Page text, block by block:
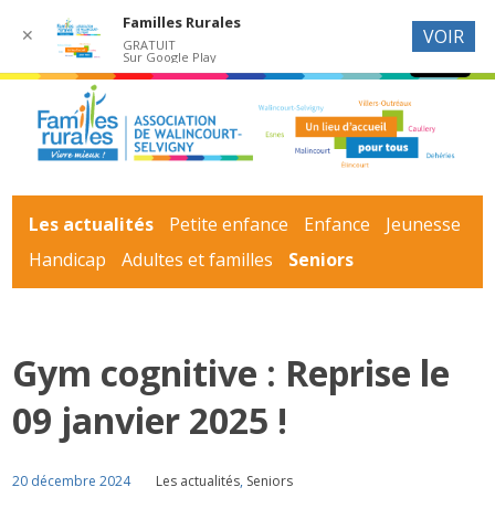
Les actualités Petite enfance Enfance
Jeunesse
Handicap
Adultes et familles Seniors
Gym cognitive : Reprise le
09 janvier 2025 !
20 décembre 2024 Les actualités, Seniors
✕
Familles Rurales
GRATUIT
Sur Google Play
VOIR